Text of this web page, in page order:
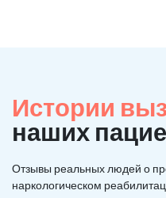
Истории
наших
Отзывы реальных людей о
наркологическом